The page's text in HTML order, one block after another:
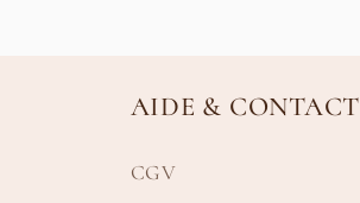
AIDE & CONTACT
CGV